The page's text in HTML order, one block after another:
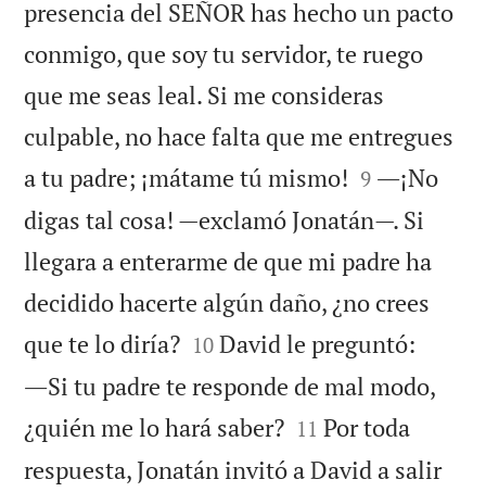
presencia del SEÑOR has hecho un pacto
conmigo, que soy tu servidor, te ruego
que me seas leal. Si me consideras
culpable, no hace falta que me entregues
a tu padre; ¡mátame tú mismo! 

9 ―¡No
digas tal cosa! —exclamó Jonatán—. Si
llegara a enterarme de que mi padre ha
decidido hacerte algún daño, ¿no crees
que te lo diría?
10 David le preguntó:
―Si tu padre te responde de mal modo,
¿quién me lo hará saber?
11 Por toda
respuesta, Jonatán invitó a David a salir